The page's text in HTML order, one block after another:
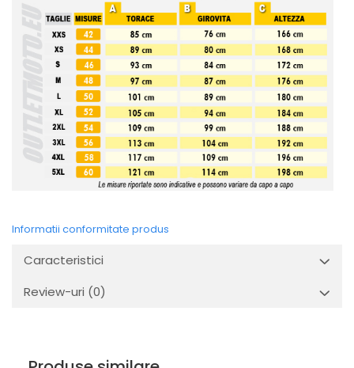
Informatii conformitate produs
Caracteristici
Review-uri (0)